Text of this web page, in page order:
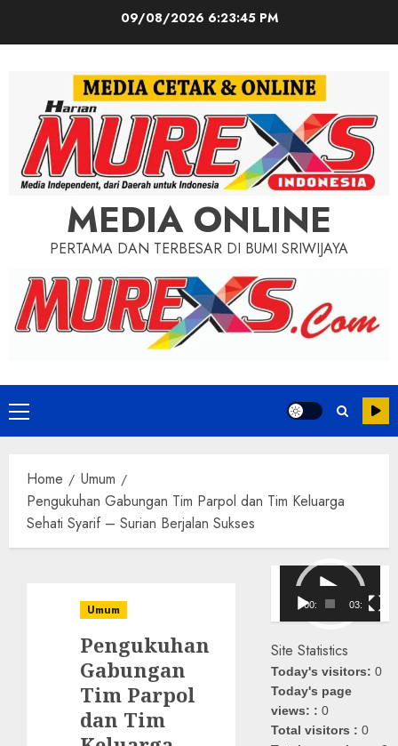
09/08/2026 6:23:46 PM
MEDIA ONLINE
PERTAMA DAN TERBESAR DI BUMI SRIWIJAYA
Primary
Menu
Home
Umum
Pengukuhan Gabungan Tim Parpol dan Tim Keluarga
Sehati Syarif – Surian Berjalan Sukses
Umum
Pengukuhan
Gabungan
Tim Parpol
dan Tim
Pemutar
Video
00:00 03:08
Site Statistics
Today's visitors:0
Today's page
views: :0
Total visitors :0